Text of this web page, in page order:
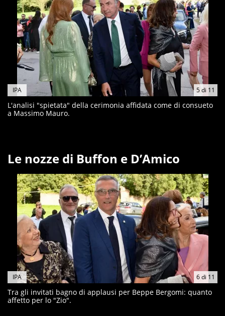
5di 11
IPA
L'analisi "spietata" della cerimonia affidata come di consueto
a Massimo Mauro.
Le nozze di Buffon e D’Amico
6di 11
IPA
Tra gli invitati bagno di applausi per Beppe Bergomi: quanto
affetto per lo "Zio".